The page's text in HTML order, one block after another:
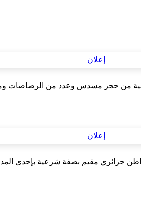
من حجز مسدس وعدد من الرصاصات
جزائري مقيم بصفة شرعية بإحدى